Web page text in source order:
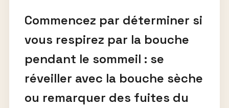
Commencez par déterminer si
vous respirez par la bouche
pendant le sommeil : se
réveiller avec la bouche sèche
ou remarquer des fuites du